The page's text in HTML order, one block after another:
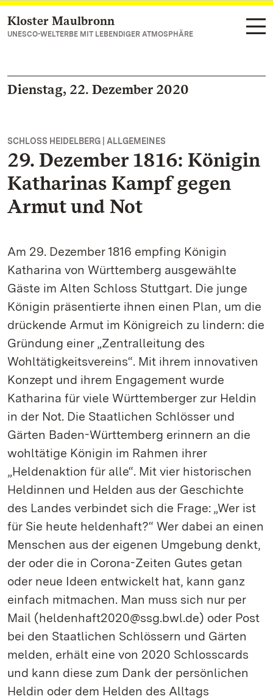
Zum Hauptinhalt springen
Kloster Maulbronn
UNESCO-WELTERBE MIT LEBENDIGER ATMOSPHÄRE
Dienstag, 22. Dezember 2020
SCHLOSS HEIDELBERG | ALLGEMEINES
29. Dezember 1816: Königin
Katharinas Kampf gegen
Armut und Not
Am 29. Dezember 1816 empfing Königin
Katharina von Württemberg ausgewählte
Gäste im Alten Schloss Stuttgart. Die junge
Königin präsentierte ihnen einen Plan, um die
drückende Armut im Königreich zu lindern: die
Gründung einer „Zentralleitung des
Wohltätigkeitsvereins“. Mit ihrem innovativen
Konzept und ihrem Engagement wurde
Katharina für viele Württemberger zur Heldin
in der Not. Die Staatlichen Schlösser und
Gärten Baden-Württemberg erinnern an die
wohltätige Königin im Rahmen ihrer
„Heldenaktion für alle“. Mit vier historischen
Heldinnen und Helden aus der Geschichte
des Landes verbindet sich die Frage: „Wer ist
für Sie heute heldenhaft?“ Wer dabei an einen
Menschen aus der eigenen Umgebung denkt,
der oder die in Corona-Zeiten Gutes getan
oder neue Ideen entwickelt hat, kann ganz
einfach mitmachen. Man muss sich nur per
Mail (heldenhaft2020@ssg.bwl.de) oder Post
bei den Staatlichen Schlössern und Gärten
melden, erhält eine von 2020 Schlosscards
und kann diese zum Dank der persönlichen
Heldin oder dem Helden des Alltags